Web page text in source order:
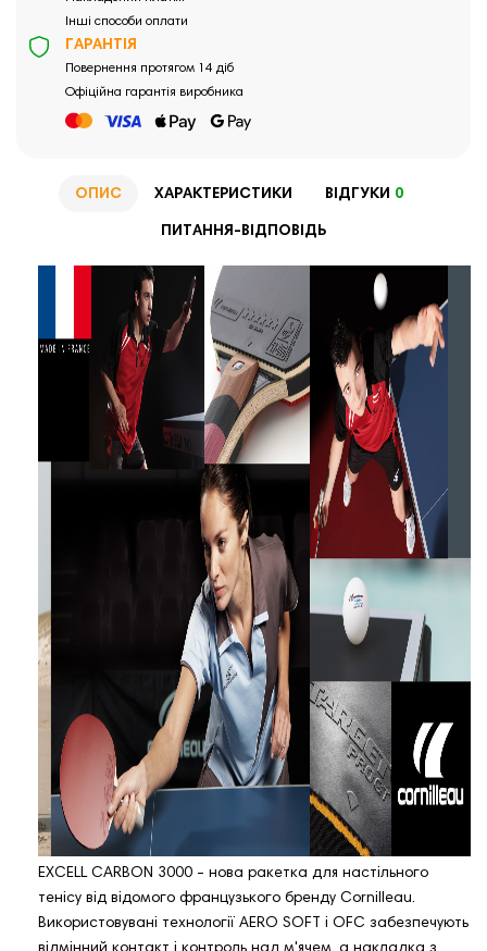
Інші способи оплати
ГАРАНТІЯ
Повернення протягом 14 діб
Офіційна гарантія виробника
ОПИС ХАРАКТЕРИСТИКИ ВІДГУКИ 0
ПИТАННЯ-ВІДПОВІДЬ
EXCELL CARBON 3000 - нова ракетка для настільного
тенісу від відомого французького бренду Cornilleau.
Використовувані технології AERO SOFT і OFC забезпечують